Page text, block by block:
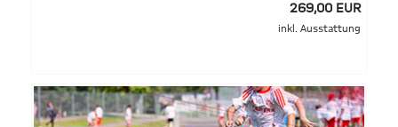
269,00 EUR
inkl. Ausstattung